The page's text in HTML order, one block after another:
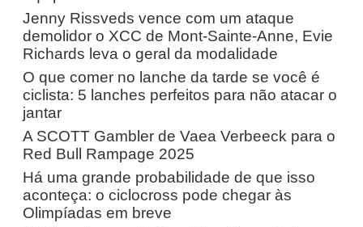
Jenny Rissveds vence com um ataque
demolidor o XCC de Mont-Sainte-Anne, Evie
Richards leva o geral da modalidade
O que comer no lanche da tarde se você é
ciclista: 5 lanches perfeitos para não atacar o
jantar
A SCOTT Gambler de Vaea Verbeeck para o
Red Bull Rampage 2025
Há uma grande probabilidade de que isso
aconteça: o ciclocross pode chegar às
Olimpíadas em breve